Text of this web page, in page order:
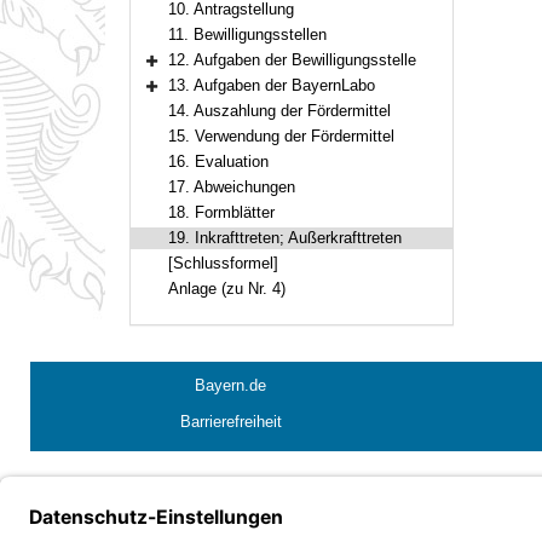
10. Antragstellung
11. Bewilligungsstellen
Bereich erweitern
12. Aufgaben der Bewilligungsstelle
Bereich erweitern
13. Aufgaben der BayernLabo
14. Auszahlung der Fördermittel
15. Verwendung der Fördermittel
16. Evaluation
17. Abweichungen
18. Formblätter
19. Inkrafttreten; Außerkrafttreten
[Schlussformel]
Anlage (zu Nr. 4)
Bayern.de
Barrierefreiheit